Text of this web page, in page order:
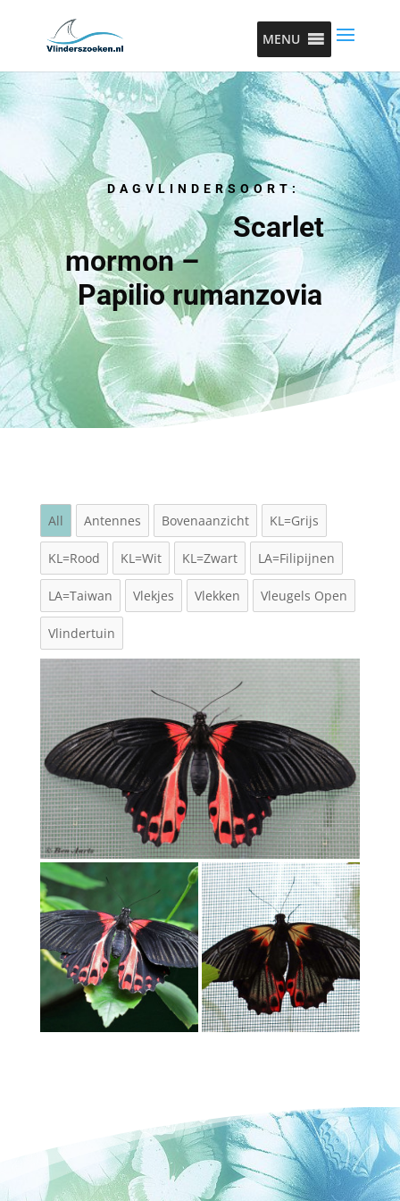
MENU
DAGVLINDERSOORT:
Scarlet
mormon –
Papilio rumanzovia
All Antennes Bovenaanzicht KL=Grijs
KL=Rood KL=Wit KL=Zwart LA=Filipijnen
LA=Taiwan Vlekjes Vlekken Vleugels Open
Vlindertuin